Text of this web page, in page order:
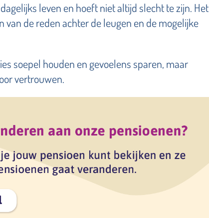
leven en hoeft niet altijd slecht te zijn. Het
van de reden achter de leugen en de mogelijke
soepel houden en gevoelens sparen, maar
vertrouwen.